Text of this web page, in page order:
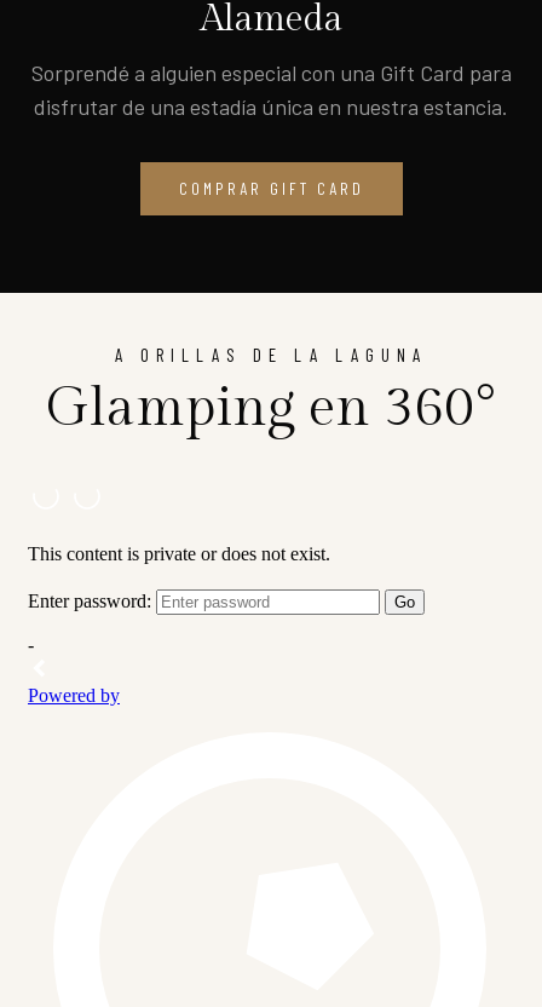
Alameda
Sorprendé a alguien especial con una Gift Card para
disfrutar de una estadía única en nuestra estancia.
COMPRAR GIFT CARD
A ORILLAS DE LA LAGUNA
Glamping en 360°